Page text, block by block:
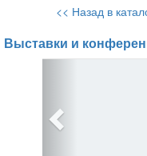
<< Назад в
Выставки и